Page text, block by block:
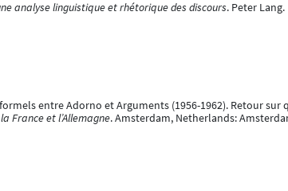
analyse linguistique et rhétorique des discours. Peter Lang.
entre Adorno et Arguments (1956-1962). Retour
France et l’Allemagne. Amsterdam, Netherlands: